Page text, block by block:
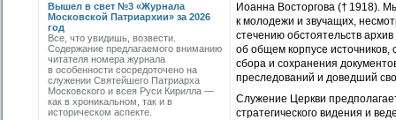
Вышел в свет №3 «Журнала
Московской Патриархии» за 2026
год
Все, что увидишь, возвести.
Содержание предлагаемого вниманию
читателя номера журнала
в особенности сосредоточено на
служении Святейшего Патриарха
Московского и всея Руси Кирилла —
как в хроникальном, так и в
историческом аспекте.
Иоанна Восторгова († 1918).
к молодежи и звучащих,
стечению обстоятельств
об общем корпусе
сбора и сохранения
преследований и доведший
Служение Церкви
стратегического видения и